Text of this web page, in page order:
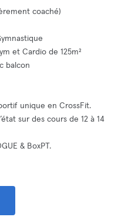
coaché)
et Cardio de 125m²
balcon
unique en CrossFit.
sur des cours de 12 à 14
& BoxPT.